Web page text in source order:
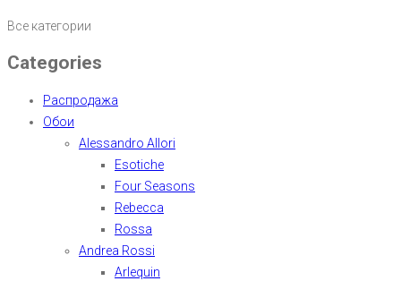
Все категории
Categories
Распродажа
Обои
Alessandro Allori
Esotiche
Four Seasons
Rebecca
Rossa
Andrea Rossi
Arlequin